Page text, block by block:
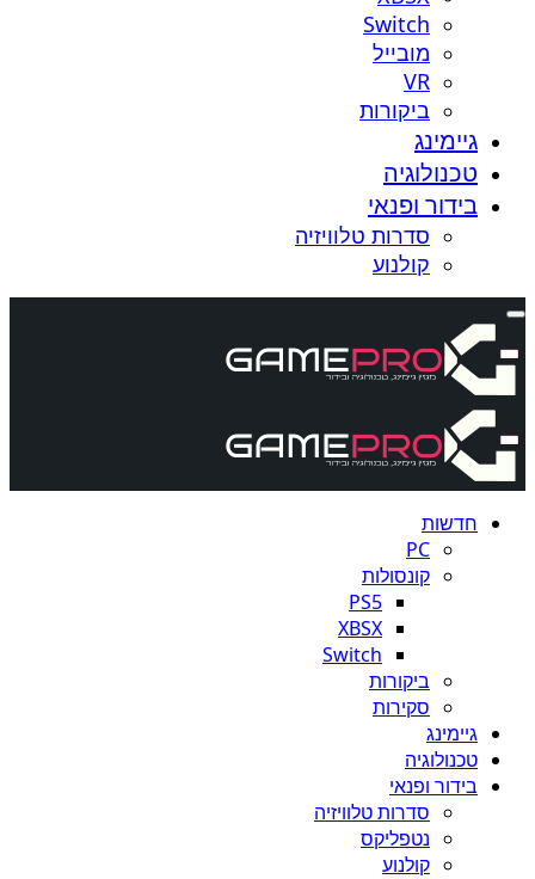
Switch
מובייל
VR
ביקורות
גיימינג
טכנולוגיה
בידור ופנאי
סדרות טלוויזיה
קולנוע
חדשות
PC
קונסולות
PS5
XBSX
Switch
ביקורות
סקירות
גיימינג
טכנולוגיה
בידור ופנאי
סדרות טלוויזיה
נטפליקס
קולנוע